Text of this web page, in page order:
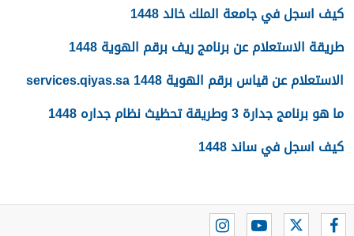
كيف اسجل في جامعة الملك خالد 1448
طريقة الاستعلام عن برنامج ريف برقم الهوية 1448
الاستعلام عن قياس برقم الهوية 1448 services.qiyas.sa
ما هو برنامج جدارة 3 وطريقة تحظيث نظام جداره 1448
كيف اسجل في ساند 1448